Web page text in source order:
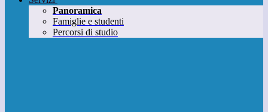
Panoramica
Famiglie e studenti
Percorsi di studio